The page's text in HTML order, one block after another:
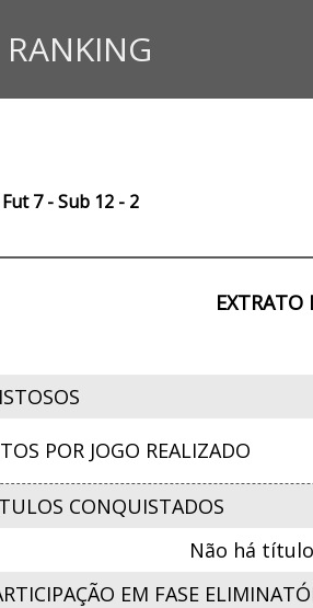
7 - Sub 12 - 2
EXTRATO
POR JOGO REALIZADO
CONQUISTADOS
Não há
EM FASE